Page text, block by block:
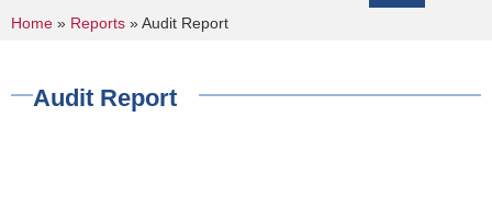
You are here
Home » Reports » Audit Report
Audit Report